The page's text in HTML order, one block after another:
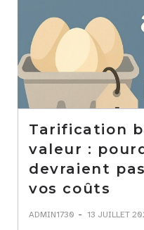
Tarification
valeur :
devraient
vos coûts
ADMIN1730 - 13 JUILLET